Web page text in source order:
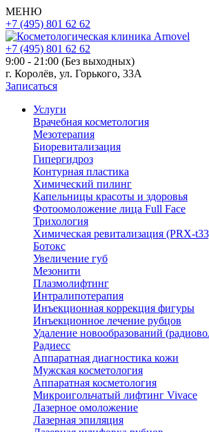
МЕНЮ
+7 (495) 801 62 62
+7 (495) 801 62 62
9:00 - 21:00 (Без выходных)
г. Королёв, ул. Горького, 33А
Записаться
Услуги
Врачебная косметология
Мезотерапия
Биоревитализация
Гипергидроз
Контурная пластика
Химический пилинг
Капельницы красоты и здоровья
Фотоомоложение лица Full Face
Трихология
Химическая ревитализация (PRX-
Ботокс
Увеличение губ
Мезонити
Плазмолифтинг
Интралипотерапия
Инъекционная коррекция фигуры
Инъекционное лечение рубцов
Удаление новообразований
Радиесс
Аппаратная диагностика кожи
Мужская косметология
Аппаратная косметология
Микроигольчатый лифтинг Vivace
Лазерное омоложение
Лазерная эпиляция